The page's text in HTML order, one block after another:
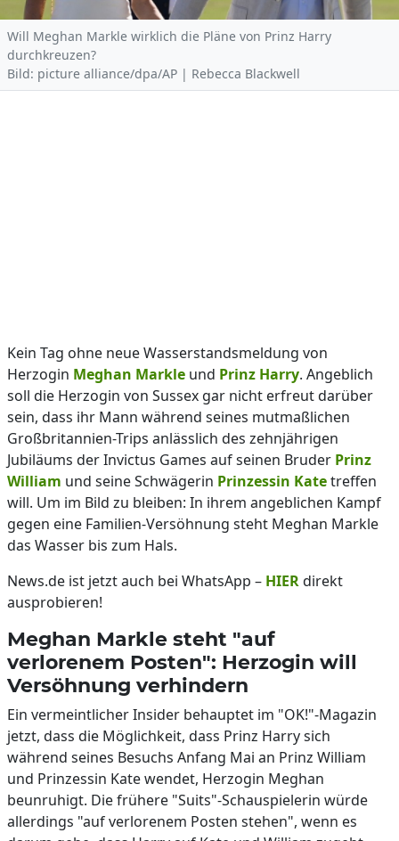
Will Meghan Markle wirklich die Pläne von Prinz Harry
durchkreuzen?
Bild: picture alliance/dpa/AP | Rebecca Blackwell
Kein Tag ohne neue Wasserstandsmeldung von
Herzogin Meghan Markle und Prinz Harry. Angeblich
soll die Herzogin von Sussex gar nicht erfreut darüber
sein, dass ihr Mann während seines mutmaßlichen
Großbritannien-Trips anlässlich des zehnjährigen
Jubiläums der Invictus Games auf seinen Bruder Prinz
William und seine Schwägerin Prinzessin Katetreffen
will. Um im Bild zu bleiben: In ihrem angeblichen Kampf
gegen eine Familien-Versöhnung steht Meghan Markle
das Wasser bis zum Hals.
News.de ist jetzt auch bei WhatsApp – HIERdirekt
ausprobieren!
Meghan Markle steht "auf
verlorenem Posten": Herzogin will
Versöhnung verhindern
Ein vermeintlicher Insider behauptet im "OK!"-Magazin
jetzt, dass die Möglichkeit, dass Prinz Harry sich
während seines Besuchs Anfang Mai an Prinz William
und Prinzessin Kate wendet, Herzogin Meghan
beunruhigt. Die frühere "Suits"-Schauspielerin würde
allerdings "auf verlorenem Posten stehen", wenn es